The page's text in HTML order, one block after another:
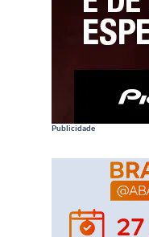
Publicidade